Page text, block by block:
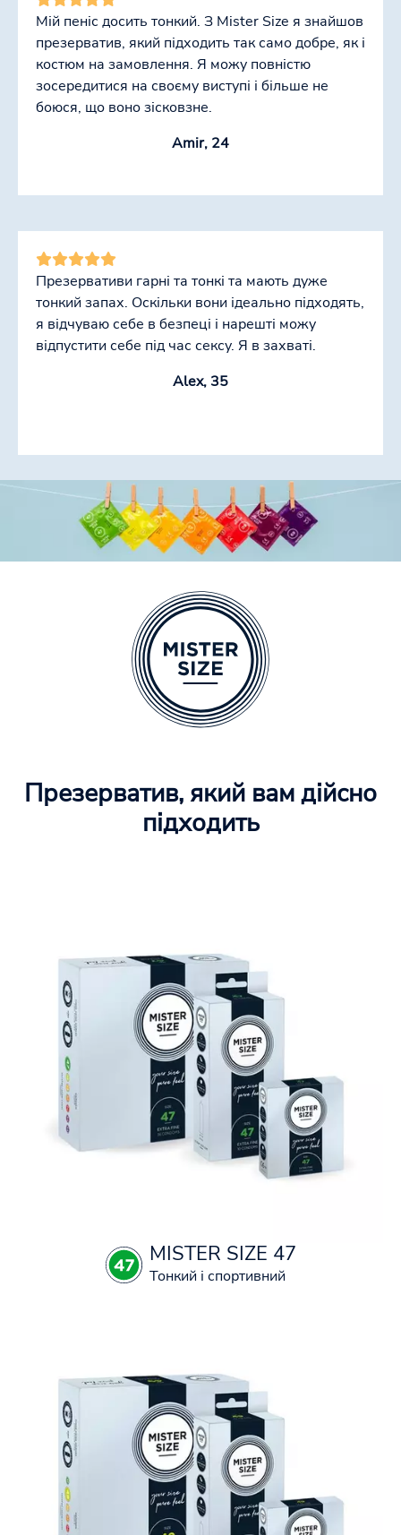
Мій пеніс досить тонкий. З Mister Size я знайшов
презерватив, який підходить так само добре, як і
костюм на замовлення. Я можу повністю
зосередитися на своєму виступі і більше не
боюся, що воно зісковзне.
Amir, 24
Презервативи гарні та тонкі та мають дуже
тонкий запах. Оскільки вони ідеально підходять,
я відчуваю себе в безпеці і нарешті можу
відпустити себе під час сексу. Я в захваті.
Alex, 35
Презерватив, який вам дійсно
підходить
MISTER SIZE 47
Тонкий і спортивний